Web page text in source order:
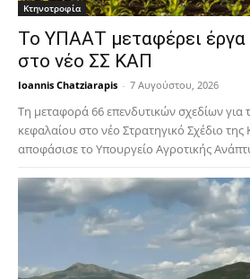
Κτηνοτροφία
Το ΥΠΑΑΤ μεταφέρει έργα
στο νέο ΣΣ ΚΑΠ
Ioannis Chatziarapis - 7 Αυγούστου, 2026
Τη μεταφορά 66 επενδυτικών σχεδίων
κεφαλαίου στο νέο Στρατηγικό Σχέδιο
αποφάσισε το Υπουργείο Αγροτικής